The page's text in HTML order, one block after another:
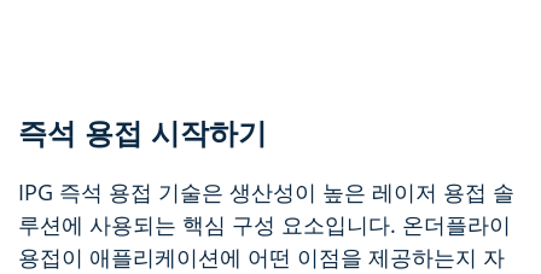
즉석 용접 시작하기
IPG 즉석 용접 기술은 생산성이 높은 레이저 용접 솔
루션에 사용되는 핵심 구성 요소입니다. 온더플라이
용접이 애플리케이션에 어떤 이점을 제공하는지 자